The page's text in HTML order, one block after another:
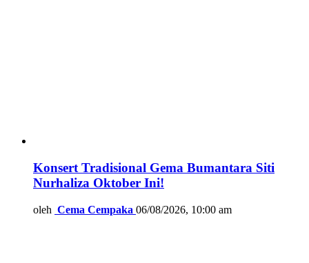
Konsert Tradisional Gema Bumantara Siti
Nurhaliza Oktober Ini!
oleh Cema Cempaka 06/08/2026, 10:00 am